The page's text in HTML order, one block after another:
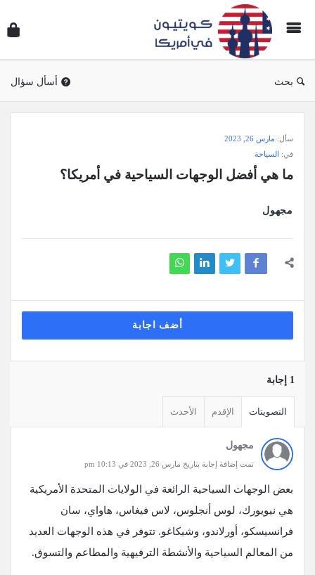
بحث أسأل سؤال
وجواب
أمريكا
سأل: مارس 26, 2023
في: السياحة
ما هي أفضل الوجهات السياحية في أمريكا؟
مجهول
أضف اجابة
‫1 إجابة
التصويتات الإقدم الأحدث
مجهول
تمت إضافة إجابة بتاريخ مارس 26, 2023 في 10:13 pm
بعض الوجهات السياحية الرائعة في الولايات المتحدة الأمريكية
هي نيويورك، لوس أنجلوس، لاس فيغاس، هاواي، سان
فرانسيسكو، أورلاندو، وشيكاغو. تتوفر في هذه الوجهات العديد
من المعالم السياحية والأنشطة الترفيهية والمطاعم والتسوق.